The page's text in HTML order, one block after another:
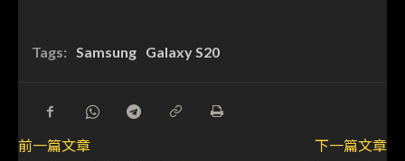
Tags: Samsung Galaxy S20
前一篇文章
下一篇文章